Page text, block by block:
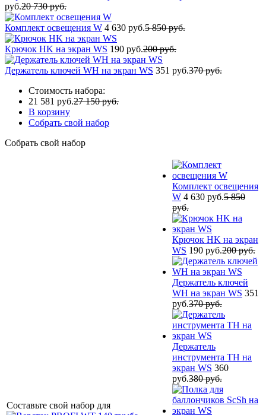
руб.20 730 руб.
Комплект освещения W 4 630 руб.5 850 руб.
Крючок HK на экран WS 190 руб.200 руб.
Держатель ключей WH на экран WS 351 руб.370 руб.
Стоимость набора:
21 581 руб.27 150 руб.
В корзину
Собрать свой набор
Собрать свой набор
Составьте свой набор для
Комплект освещения
W 4 630 руб.5 850
руб.
Крючок HK на экран
WS 190 руб.200 руб.
Держатель ключей
WH на экран WS 351
руб.370 руб.
Держатель
инструмента TH на
экран WS 360
руб.380 руб.